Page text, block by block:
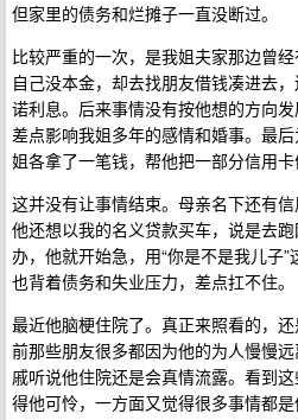
但家里的债务和烂摊子一直没断过。
比较严重的一次，是我姐夫家那边曾
自己没本金，却去找朋友借钱凑进去
诺利息。后来事情没有按他想的方向发
差点影响我姐多年的感情和婚事。最
姐各拿了一笔钱，帮他把一部分信用卡
这并没有让事情结束。母亲名下还有
他还想以我的名义贷款买车，说是去
办，他就开始急，用“你是不是我儿子
也背着债务和失业压力，差点扛不住。
最近他脑梗住院了。真正来照看的，
前那些朋友很多都因为他的为人慢慢
戚听说他住院还是会真情流露。看到
得他可怜，一方面又觉得很多事情都是